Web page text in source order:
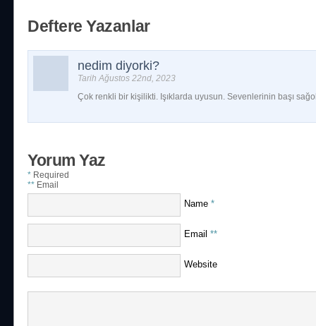
Deftere Yazanlar
nedim diyorki?
Tarih Ağustos 22nd, 2023
Çok renkli bir kişilikti. Işıklarda uyusun. Sevenlerinin başı
Yorum Yaz
* Required
** Email
Name *
Email **
Website